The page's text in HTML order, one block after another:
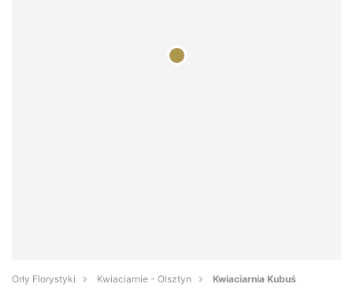
Orły Florystyki Kwiaciarnie - Olsztyn Kwiaciarnia Kubuś